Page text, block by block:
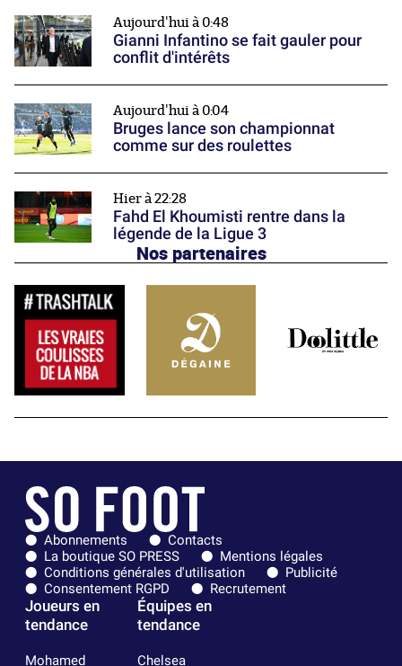
Aujourd'hui à 0:48
Gianni Infantino se fait gauler pour
conflit d'intérêts
Aujourd'hui à 0:04
Bruges lance son championnat
comme sur des roulettes
Hier à 22:28
Fahd El Khoumisti rentre dans la
légende de la Ligue 3
Nos partenaires
Abonnements
Contacts
La boutique SO PRESS
Mentions légales
Conditions générales d'utilisation
Publicité
Consentement RGPD
Recrutement
Joueurs en
tendance
Mohamed
Équipes en
tendance
Chelsea